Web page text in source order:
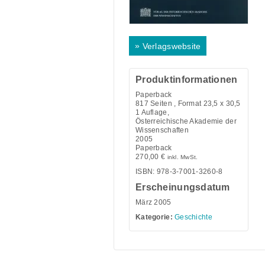
» Verlagswebsite
Produktinformationen
Paperback
817 Seiten , Format 23,5 x 30,5
1 Auflage,
Österreichische Akademie der
Wissenschaften
2005
Paperback
270,00 € inkl. MwSt.
ISBN: 978-3-7001-3260-8
Erscheinungsdatum
März 2005
Kategorie: Geschichte